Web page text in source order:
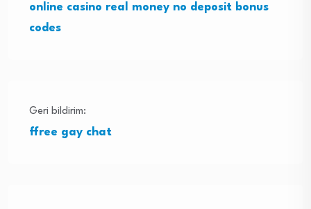
online casino real money no deposit bonus
codes
Geri bildirim:
ffree gay chat